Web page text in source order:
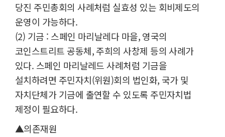
당진 주민총회의 사례처럼 실효성 있는 회비제도의
운영이 가능하다.
(2) 기금 : 스페인 마리날레다 마을, 영국의
코인스트리트 공동체, 주희의 사창제 등의 사례가
있다. 스페인 마리날레드 사례처럼 기금을
설치하려면 주민자치(위원)회의 법인화, 국가 및
자치단체가 기금에 출연할 수 있도록 주민자치법
제정이 필요하다.
▲의존재원